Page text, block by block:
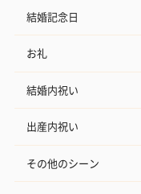
結婚記念日
お礼
結婚内祝い
出産内祝い
その他のシーン